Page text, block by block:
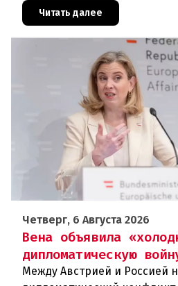
дней около 72 000 человек п
Читать далее
Четверг, 6 Августа 2026
Вена объявила
дипломатическую
Между Австрией и Россией